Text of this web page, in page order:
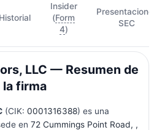
Historial
Insider
(Form
4)
SEC
LLC — Resumen de
firma
(CIK: 0001316388) es una
en 72 Cummings Point Road, ,